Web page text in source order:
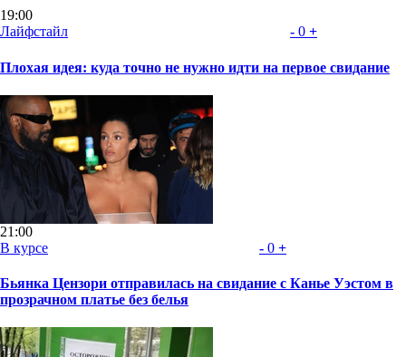
19:00
Лайфстайл
- 0 +
Плохая идея: куда точно не нужно идти на первое свидание
21:00
В курсе
- 0 +
Бьянка Цензори отправилась на свидание с Канье Уэстом в
прозрачном платье без белья